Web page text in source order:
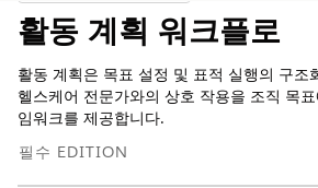
활동 계획 워크플로
활동 계획은 목표 설정 및 표적 실행의 구조
헬스케어 전문가와의 상호 작용을 조직 목
임워크를 제공합니다.
필수 EDITION